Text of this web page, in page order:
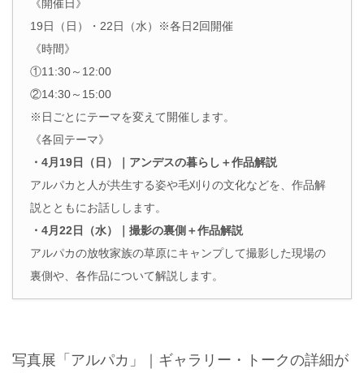
《開催日》
19日（日）・22日（水）※各日2回開催
《時間》
①11:30～12:00
②14:30～15:00
※日ごとにテーマを変えて開催します。
《各回テーマ》
・4月19日（日）｜アンデスの暮らし＋作品解説
アルパカと人が共生する姿や毛刈りの文化などを、作品解
説とともにお話しします。
・4月22日（水）｜撮影の裏側＋作品解説
アルパカの放牧家族の草原にキャンプして撮影した現場の
裏側や、各作品について解説します。
写真展「アルパカ」｜ギャラリー・トークの詳細が